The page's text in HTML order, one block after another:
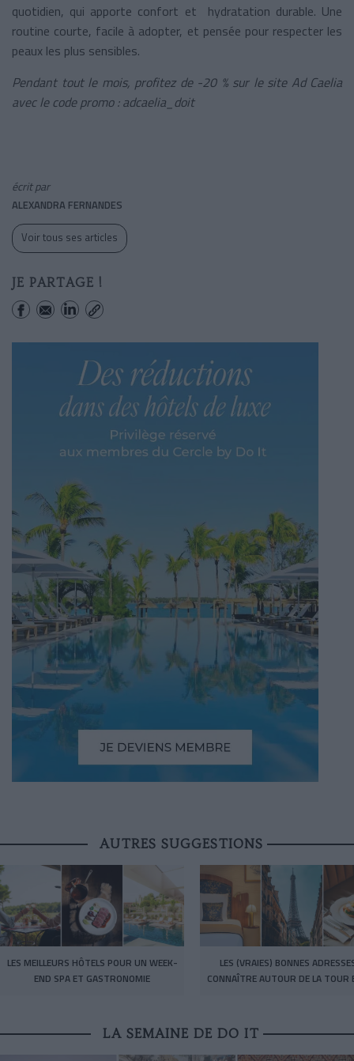
quotidien, qui apporte confort et hydratation durable. Une
routine courte, facile à adopter, et pensée pour respecter les
peaux les plus sensibles.
Pendant tout le mois, profitez de -20 % sur le site Ad Caelia
avec le code promo : adcaelia_doit
écrit par
ALEXANDRA FERNANDES
Voir tous ses articles
JE PARTAGE !
AUTRES SUGGESTIONS
LES MEILLEURS HÔTELS POUR UN WEEK-
END SPA ET GASTRONOMIE
LES (VRAIES) BONNES
CONNAÎTRE AUTOUR DE LA TOUR
LA SEMAINE DE DO IT